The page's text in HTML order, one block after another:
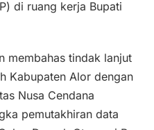
di ruang kerja Bupati
membahas tindak lanjut
Kabupaten Alor dengan
Nusa Cendana
pemutakhiran data